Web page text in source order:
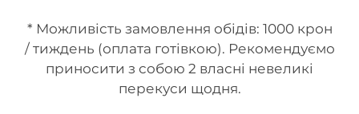
* Можливість замовлення обідів: 1000 крон
/ тиждень (оплата готівкою). Рекомендуємо
приносити з собою 2 власні невеликі
перекуси щодня.